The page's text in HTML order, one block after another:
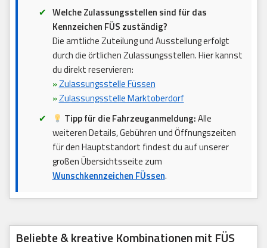
Welche Zulassungsstellen sind für das
Kennzeichen FÜS zuständig?
Die amtliche Zuteilung und Ausstellung erfolgt
durch die örtlichen Zulassungsstellen. Hier kannst
du direkt reservieren:
»Zulassungsstelle Füssen
»Zulassungsstelle Marktoberdorf
Tipp für die Fahrzeuganmeldung:Alle
weiteren Details, Gebühren und Öffnungszeiten
für den Hauptstandort findest du auf unserer
großen Übersichtsseite zum
Wunschkennzeichen FÜssen.
Beliebte & kreative Kombinationen mit FÜS